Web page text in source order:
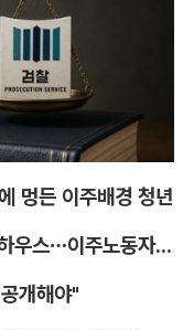
멍든 이주배경 청년
[르포] 선풍기 하나 없는 39도 비닐하우스…이주노동자의 '악몽같은 폭염'
개해야"